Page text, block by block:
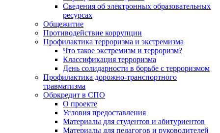
Сведения об электронных образовательных
ресурсах
Общежитие
Противодействие коррупции
Профилактика терроризма и экстремизма
Что такое экстремизм и терроризм?
Классификация терроризма
День солидарности в борьбе с терроризмом
Профилактика дорожно-транспортного
травматизма
Обркредит в СПО
О проекте
Условия предоставления
Материалы для студентов и абитуриентов
Материалы для педагогов и руководителей